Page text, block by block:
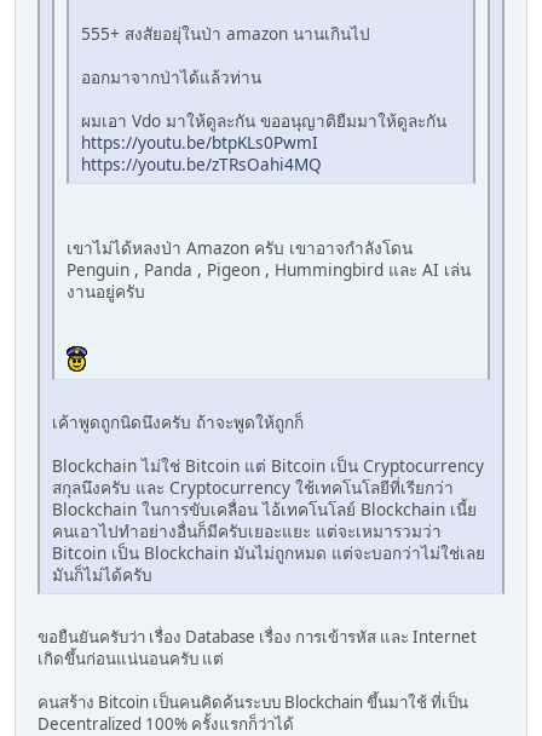
555+ สงสัยอยุ่ในป่า amazon นานเกินไป
ออกมาจากป่าได้แล้วท่าน
ผมเอา Vdo มาให้ดูละกัน ขออนุญาติยืมมาให้ดูละกัน
https://youtu.be/btpKLs0PwmI
https://youtu.be/zTRsOahi4MQ
เขาไม่ได้หลงป่า Amazon ครับ เขาอาจกำลังโดน
Penguin , Panda , Pigeon , Hummingbird และ AI เล่น
งานอยู่ครับ
เค้าพูดถูกนิดนึงครับ ถ้าจะพูดให้ถูกก็
Blockchain ไม่ใช่ Bitcoin แต่ Bitcoin เป็น Cryptocurrency
สกุลนึงครับ และ Cryptocurrency ใช้เทคโนโลยีที่เรียกว่า
Blockchain ในการขับเคลื่อน ไอ้เทคโนโลย์ Blockchain เนี้ย
คนเอาไปทำอย่างอื่นก็มีครับเยอะแยะ แต่จะเหมารวมว่า
Bitcoin เป็น Blockchain มันไม่ถูกหมด แต่จะบอกว่าไม่ใช่เลย
มันก็ไม่ได้ครับ
ขอยืนยันครับว่า เรื่อง Database เรื่อง การเข้ารหัส และ Internet
เกิดขึ้นก่อนแน่นอนครับ แต่
คนสร้าง Bitcoin เป็นคนคิดค้นระบบ Blockchain ขึ้นมาใช้ ที่เป็น
Decentralized 100% ครั้งแรกก็ว่าได้